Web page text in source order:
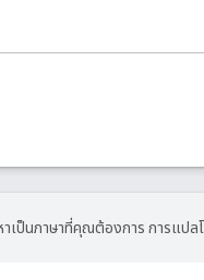
าเป็นภาษาที่คุณต้องการ การแป